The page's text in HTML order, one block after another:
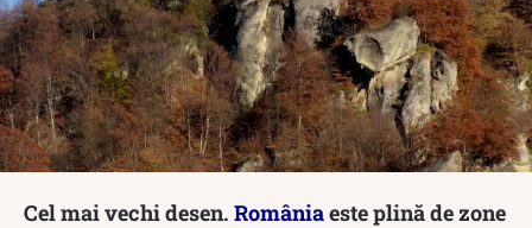
Cel mai vechi desen. Româniaeste plină de zone